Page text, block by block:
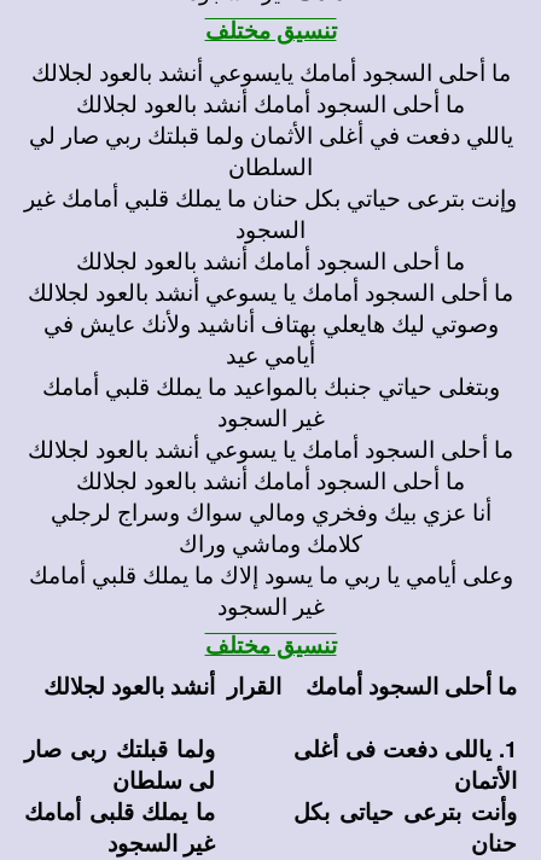
تنسيق مختلف
ما أحلى السجود أمامك يايسوعي أنشد بالعود لجلالك
ما أحلى السجود أمامك أنشد بالعود لجلالك
ياللي دفعت في أغلى الأثمان ولما قبلتك ربي صار لي
السلطان
وإنت بترعى حياتي بكل حنان ما يملك قلبي أمامك غير
السجود
ما أحلى السجود أمامك أنشد بالعود لجلالك
ما أحلى السجود أمامك يا يسوعي أنشد بالعود لجلالك
وصوتي ليك هايعلي بهتاف أناشيد ولأنك عايش في
أيامي عيد
وبتغلى حياتي جنبك بالمواعيد ما يملك قلبي أمامك
غير السجود
ما أحلى السجود أمامك يا يسوعي أنشد بالعود لجلالك
ما أحلى السجود أمامك أنشد بالعود لجلالك
أنا عزي بيك وفخري ومالي سواك وسراج لرجلي
كلامك وماشي وراك
وعلى أيامي يا ربي ما يسود إلاك ما يملك قلبي أمامك
غير السجود
تنسيق مختلف
ما أحلى السجود أمامك
1. ياللى دفعت فى أغلى
الأتمان
وأنت بترعى حياتى بكل
حنان
القرار أنشد بالعود لجلالك
ولما قبلتك ربى صار
لى سلطان
ما يملك قلبى أمامك
غير السجود